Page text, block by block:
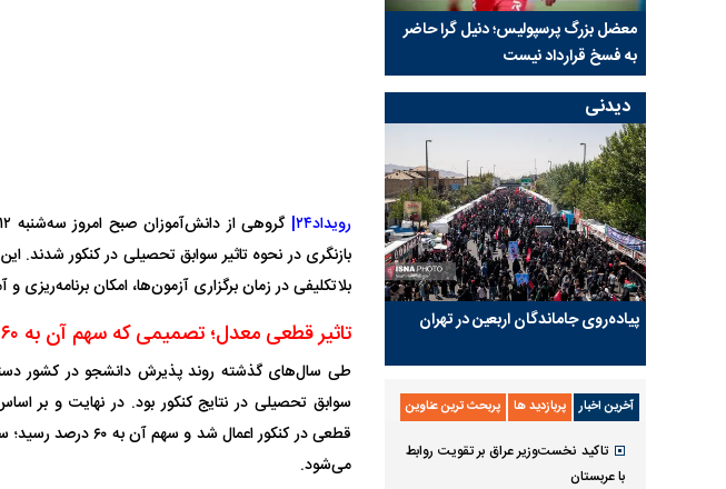
رویداد۲۴|
بازنگری در نحوه تاثیر سوابق تحصیلی در کنکور شدند.
بلاتکلیفی در زمان برگزاری آزمون‌ها، امکان برنامه‌ریزی
تاثیر قطعی معدل؛ تصمیمی که سهم آن به ۶۰ درصد رسید
طی سال‌های گذشته روند پذیرش دانشجو در کشور
سوابق تحصیلی در نتایج کنکور بود. در نهایت و بر
قطعی در کنکور
می‌شود.
معضل بزرگ پرسپولیس؛ دنیل گرا حاضر
به فسخ قرارداد نیست
دیدنی
پیاده‌روی جاماندگان اربعین در تهران
آخرین اخبار پربازدید ها پربحث ترین عناوین
تاکید نخست‌وزیر عراق بر تقویت روابط
با عربستان